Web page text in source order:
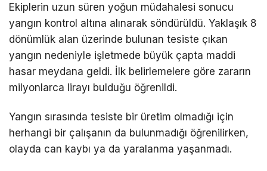
Ekiplerin uzun süren yoğun müdahalesi sonucu
yangın kontrol altına alınarak söndürüldü. Yaklaşık 8
dönümlük alan üzerinde bulunan tesiste çıkan
yangın nedeniyle işletmede büyük çapta maddi
hasar meydana geldi. İlk belirlemelere göre zararın
milyonlarca lirayı bulduğu öğrenildi.
Yangın sırasında tesiste bir üretim olmadığı için
herhangi bir çalışanın da bulunmadığı öğrenilirken,
olayda can kaybı ya da yaralanma yaşanmadı.